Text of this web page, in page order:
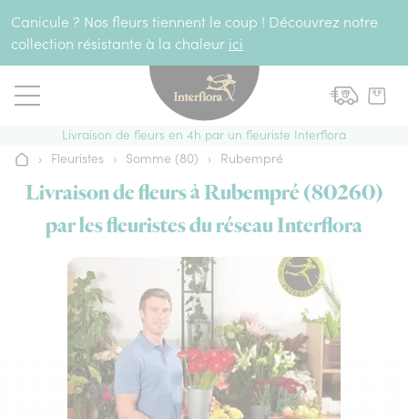
Canicule ? Nos fleurs tiennent le coup ! Découvrez notre
collection résistante à la chaleur ici
Livraison de fleurs en 4h par un fleuriste Interflora
Accueil
› Fleuristes › Somme (80) › Rubempré
Livraison de fleurs à Rubempré (80260)
par les fleuristes du réseau Interflora